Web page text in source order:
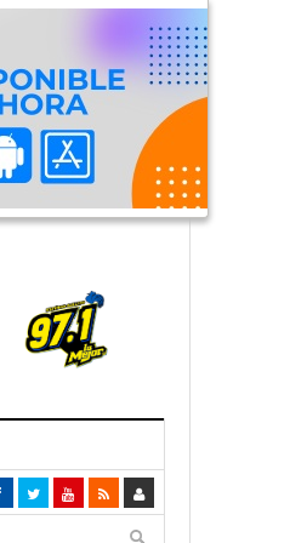
Una Contraloría Ciudadana’